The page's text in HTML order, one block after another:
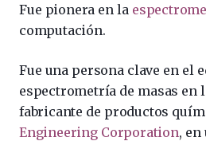
Fue pionera en la
computación.
Fue una persona clave en el
espectrometría de masas en
fabricante de productos
Engineering Corporation, en